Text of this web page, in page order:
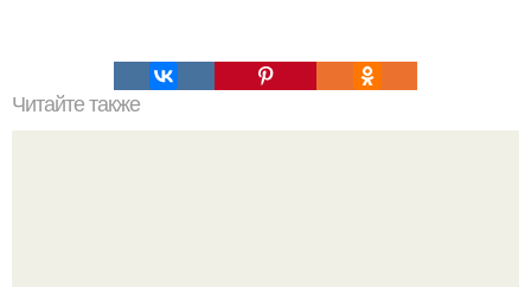
Читайте также